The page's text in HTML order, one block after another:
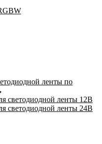
ленты по
светодиодной ленты 12В
светодиодной ленты 24В